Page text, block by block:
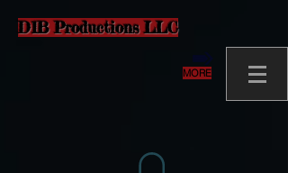
D1B Productions LLC
MORE